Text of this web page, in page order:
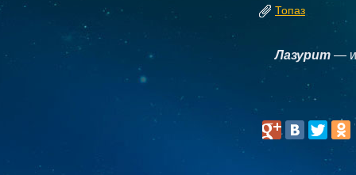
Топаз
Лазурит —